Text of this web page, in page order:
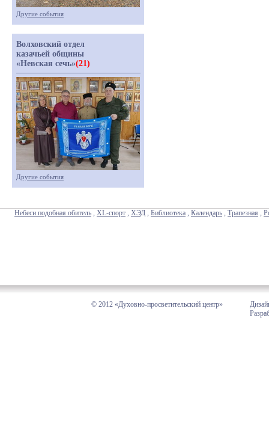
Другие события
Волховский отдел
казачьей общины
«Невская сечь»(21)
Другие события
Небеси подобная обитель , XL-спорт , ХЭД , Библиотека , Календарь , Трапезная ,
© 2012 «Духовно-просветительский центр»